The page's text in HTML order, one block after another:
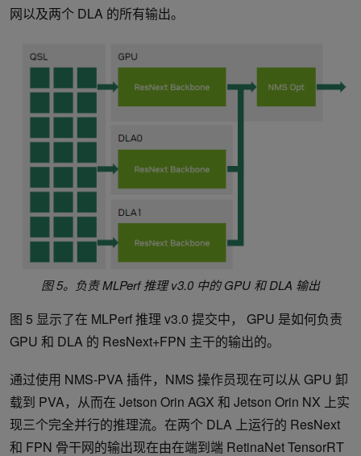
网以及两个 DLA 的所有输出。
图 5。负责 MLPerf 推理 v3.0 中的 GPU 和 DLA 输出
图 5 显示了在 MLPerf 推理 v3.0 提交中， GPU 是如何负责
GPU 和 DLA 的 ResNext+FPN 主干的输出的。
通过使用 NMS-PVA 插件，NMS 操作员现在可以从 GPU 卸
载到 PVA，从而在 Jetson Orin AGX 和 Jetson Orin NX 上实
现三个完全并行的推理流。在两个 DLA 上运行的 ResNext
和 FPN 骨干网的输出现在由在端到端 RetinaNet TensorRT